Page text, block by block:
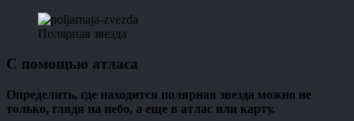
Полярная звезда
С помощью атласа
Определить, где находится полярная звезда можно не
только, глядя на небо, а еще в атлас или карту.